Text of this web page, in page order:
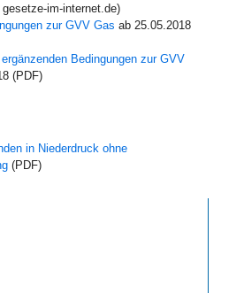
im-internet.de)
zur GVV Gas ab 25.05.2018
Bedingungen zur GVV
(PDF)
in Niederdruck ohne
(PDF)